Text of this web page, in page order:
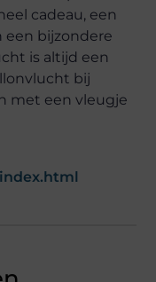
cadeau, een
bijzondere
is altijd een
bij
met een vleugje